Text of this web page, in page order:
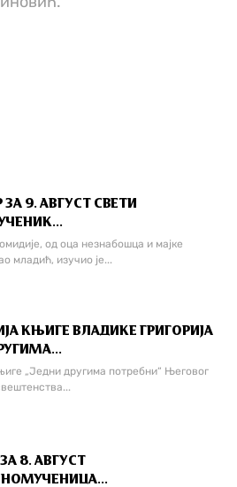
9. АВГУСТ СВЕТИ
од оца незнабошца и мајке
младић, изучио је...
КЊИГЕ ВЛАДИКЕ ГРИГОРИЈА
„Једни другима потребни“ Његовог
8. АВГУСТ